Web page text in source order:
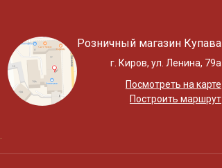
Розничный магазин Купава
г. Киров, ул. Ленина, 79а
Посмотреть на карте
Построить маршрут